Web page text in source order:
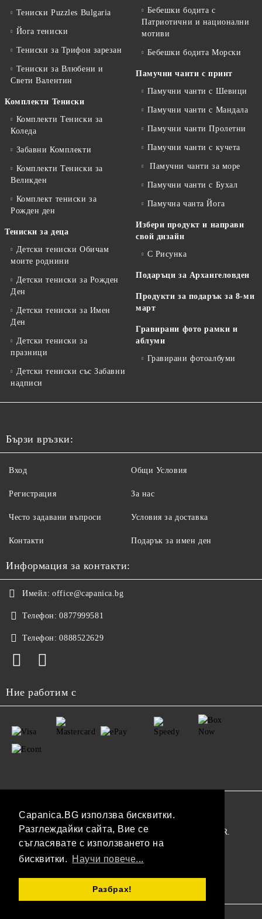
Capanica.BG използва бисквитки.
Разглеждайки сайта, Вие се
съгласявате с използването на
бисквитки.
Научи повече...
Разбрах!
Тениски Puzzles Bulgaria
Йога тениски
Тениски за Трифон зарезан
Тениски за Влюбени и
Свети Валентин
Комплекти Тениски
Комплекти Тениски за
Коледа
Забавни Комплекти
Комплекти Тениски за
Великден
Комплект тениски за
Рожден ден
Тениски за деца
Детски тениски Обичам
моите роднини
Детски тениски за Рожден
Ден
Детски тениски за Имен
Ден
Детски тениски за
празници
Детски тениски със Забавни
надписи
Бебешки бодита с
Патриотични и национални
мотиви
Бебешки бодита Морски
Памучни чанти с принт
Памучни чанти с Шевици
Памучни чанти с Мандала
Памучни чанти Пролетни
Памучни чанти с кучета
Памучни чанти за море
Памучни чанти с Бухал
Памучна чанта Йога
Избери продукт и направи
свой дизайн
С Рисунка
Подаръци за Архангеловден
Продукти за подарък за 8-ми
март
Гравирани фото рамки и
аблуми
Гравирани фотоалбуми
Бързи връзки:
Вход
Регистрация
Често задавани въпроси
Контакти
Общи Условия
За нас
Условия за доставка
Подарък за имен ден
Информация за контакти:
Имейл: office@capanica.bg
Телефон: 0877999581
Телефон: 0888522629
Ние работим с
Нашият онлайн магазин е 100% съобразен с GDPR.
Моите лични данни